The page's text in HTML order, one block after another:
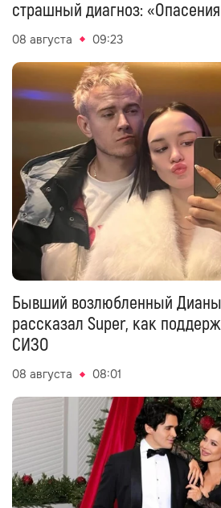
страшный диагноз:
08 августа 09:23
Бывший возлюбленный
рассказал Super, как
СИЗО
08 августа 08:01